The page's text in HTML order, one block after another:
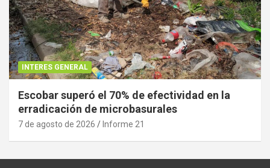
INTERES GENERAL
Escobar superó el 70% de efectividad en la
erradicación de microbasurales
7 de agosto de 2026 Informe 21